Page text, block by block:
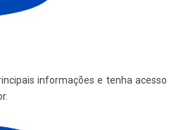
informações e tenha acesso